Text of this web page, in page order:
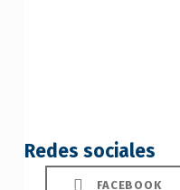
Redes sociales
FACEBOOK